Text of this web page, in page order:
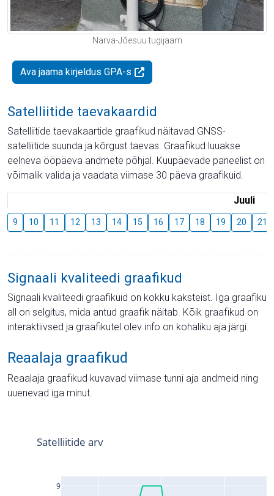
Narva-Jõesuu tugijaam
Ava jaama kirjeldus GPA-s
Satelliitide taevakaardid
Satelliitide taevakaartide graafikud näitavad GNSS-
satelliitide suunda ja kõrgust taevas. Graafikud luuakse
eelneva ööpäeva andmete põhjal. Kuupäevade paneelist on
võimalik valida ja vaadata viimase 30 päeva graafikuid.
Juuli
9 10 11 12 13 14 15 16 17 18 19 20 21
Signaali kvaliteedi graafikud
Signaali kvaliteedi graafikuid on kokku kaksteist. Iga graafiku
all on selgitus, mida antud graafik näitab. Kõik graafikud on
interaktiivsed ja graafikutel olev info on kohaliku aja järgi.
Reaalaja graafikud
Reaalaja graafikud kuvavad viimase tunni aja andmeid ning
uuenevad iga minut.